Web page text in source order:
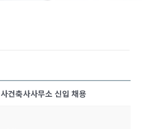
건축사사무소 신입 채용